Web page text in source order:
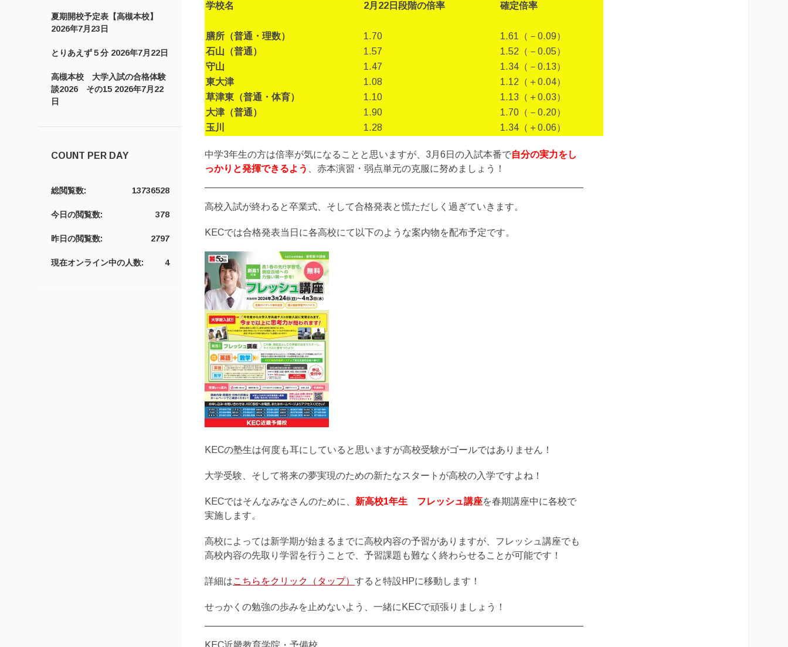
夏期開校予定表【高槻本校】
2026年7月23日
とりあえず５分 2026年7月22日
高槻本校 大学入試の合格体験
談2026 その15 2026年7月22
日
COUNT PER DAY
13736528
総閲覧数:
378
今日の閲覧数:
2797
昨日の閲覧数:
4
現在オンライン中の人数:
学校名 2月22日段階の倍率 確定倍率
膳所（普通・理数） 1.70
1.61（－0.09）
石山（普通）
1.57
1.52（－0.05）
守山
1.47
1.34（－0.13）
東大津
1.08
1.12（＋0.04）
草津東（普通・体育）
1.10
1.13（＋0.03）
大津（普通）
1.90
1.70（－0.20）
玉川
1.28 1.34（＋0.06）
中学3年生の方は倍率が気になることと思いますが、3月6日の入試本番で自分の実力をし
っかりと発揮できるよう 、赤本演習・弱点単元の克服に努めましょう！
高校入試が終わると卒業式、そして合格発表と慌ただしく過ぎていきます。
KECでは合格発表当日に各高校にて以下のような案内物を配布予定です。
KECの塾生は何度も耳にしていると思いますが高校受験がゴールではありません！
大学受験、そして将来の夢実現のための新たなスタートが高校の入学ですよね！
KECではそんなみなさんのために、新高校1年生 フレッシュ講座を春期講座中に各校で
実施します。
高校によっては新学期が始まるまでに高校内容の予習がありますが、フレッシュ講座でも
高校内容の先取り学習を行うことで、予習課題も難なく終わらせることが可能です！
詳細はこちらをクリック（タップ）すると特設HPに移動します！
せっかくの勉強の歩みを止めないよう、一緒にKECで頑張りましょう！